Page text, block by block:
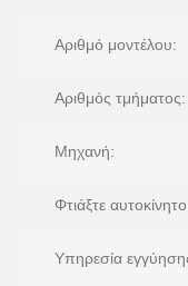
Αριθμό μοντέλου:
Αριθμός τμήματος:
Μηχανή:
Φτιάξτε
Υπηρεσία